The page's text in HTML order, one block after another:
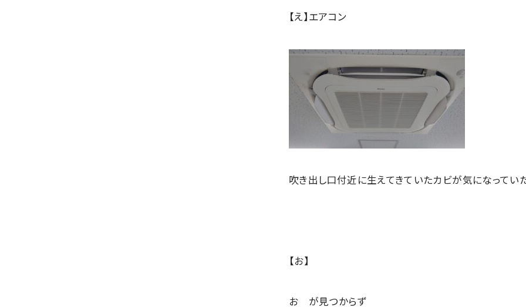
【え】エアコン
吹き出し口付近に生えてきていたカビが気になっていた
【お】
お が見つからず